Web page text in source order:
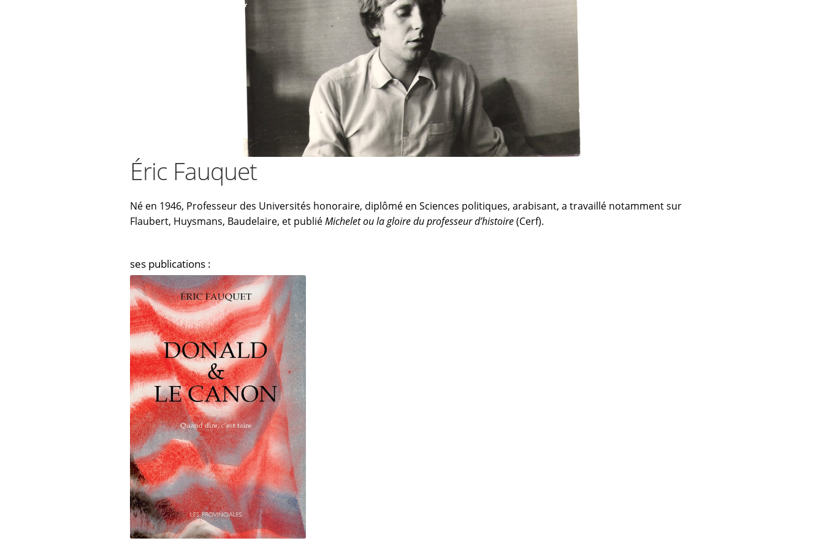
Éric Fauquet
Né en 1946, Professeur des Universités honoraire, diplômé en Sciences politiques, arabisant, a travaillé notamment sur
Flaubert, Huysmans, Baudelaire, et publiéMichelet ou la gloire du professeur d’histoire(Cerf).
ses publications :